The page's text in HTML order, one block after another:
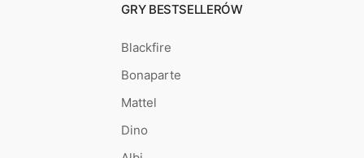
GRY BESTSELLERÓW
Blackfire
Bonaparte
Mattel
Dino